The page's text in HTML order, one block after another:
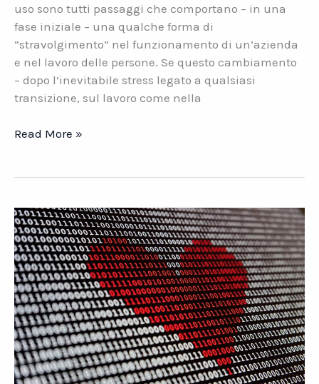
uso sono tutti passaggi che comportano – in una
fase iniziale – una qualche forma di
“stravolgimento” nel funzionamento di un’azienda
e nel lavoro delle persone. Se questo cambiamento
– dopo l’inevitabile stress legato a qualsiasi
transizione, sul lavoro come nella
Contabilità.
internazionali”
Read More »